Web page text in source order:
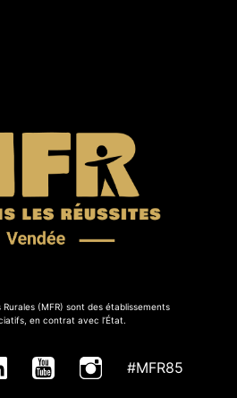
Rurales (MFR) sont des établissements
en contrat avec l’État.
#MFR85